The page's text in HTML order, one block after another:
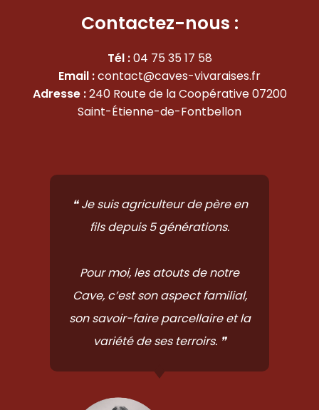
b
o
o
k
-
f
a
g
r
a
m
Contactez-nous :
Tél :04 75 35 17 58
Email :contact@caves-vivaraises.fr
Adresse :240 Route de la Coopérative 07200
Saint-Étienne-de-Fontbellon
❝ Je suis agriculteur de père en
fils depuis 5 générations.
Pour moi, les atouts de notre
Cave, c’est son aspect familial,
son savoir-faire parcellaire et la
variété de ses terroirs. ❞